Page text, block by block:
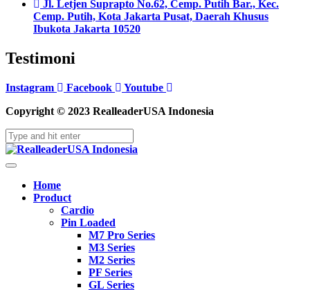
Jl. Letjen Suprapto No.62, Cemp. Putih Bar., Kec.
Cemp. Putih, Kota Jakarta Pusat, Daerah Khusus
Ibukota Jakarta 10520
Testimoni
Instagram Facebook
Youtube
Copyright © 2023 RealleaderUSA Indonesia
Home
Product
Cardio
Pin Loaded
M7 Pro Series
M3 Series
M2 Series
PF Series
GL Series